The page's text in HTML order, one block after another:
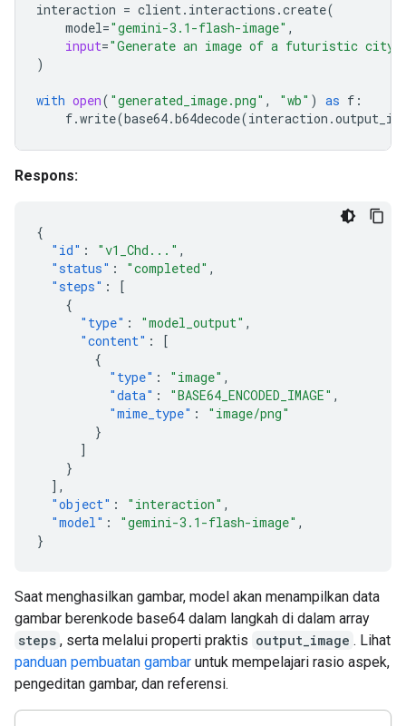
interaction = client. interactions .create(
model="gemini-3.1-flash-image" ,
input="Generate an image of a futuristic city
)
with open( "generated_image.png" , "wb" ) as f :
f.write(base64.b64decode(interaction .
Respons:
{
"id" : "v1_Chd..." ,
"status" : "completed" ,
"steps" :
[
{
"type" : "model_output" ,
"content" :
[
{
"type" : "image" ,
"data" : "BASE64_ENCODED_IMAGE" ,
"mime_type" :
"image/png"
}
]
}
],
"object" : "interaction" ,
"model" : "gemini-3.1-flash-image" ,
}
Saat menghasilkan gambar, model akan menampilkan data
gambar berenkode base64 dalam langkah di dalam array
steps , serta melalui properti praktis output_image . Lihat
panduan pembuatan gambar untuk mempelajari rasio aspek,
pengeditan gambar, dan referensi.